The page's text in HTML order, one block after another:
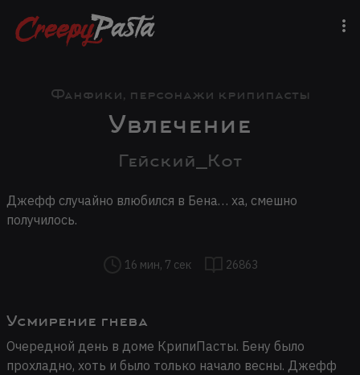
Фанфики, персонажи крипипасты
Увлечение
Гейский_Кот
Джефф случайно влюбился в Бена… ха, смешно
получилось.
16 мин, 7 сек 26863
Усмирение гнева
Очередной день в доме КрипиПасты. Бену было
прохладно, хоть и было только начало весны. Джефф